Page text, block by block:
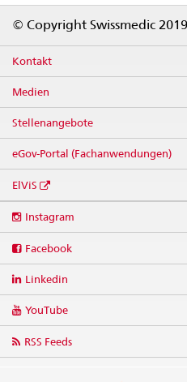
© Copyright Swissmedic 2019
Kontakt
Medien
Stellenangebote
eGov-Portal (Fachanwendungen)
ElViS
media
Instagram
Facebook
Linkedin
YouTube
RSS Feeds